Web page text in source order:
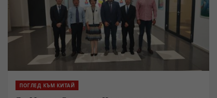
ПОГЛЕД КЪМ КИТАЙ